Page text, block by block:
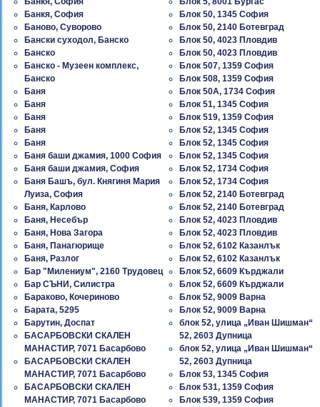
Банкя, София
Баново, Суворово
Бански суходол, Банско
Банско
Банско - Музеен комплекс,
Банско
Баня
Баня
Баня
Баня
Баня
Баня баши джамия, 1000 София
Баня баши джамия, София
Баня Башъ, бул. Княгиня Мария
Луиза, София
Баня, Карлово
Баня, Несебър
Баня, Нова Загора
Баня, Панагюрище
Баня, Разлог
Бар "Милениум", 2160 Трудовец
Бар СЪНИ, Силистра
Бараково, Кочериново
Барата, 5295
Барутин, Доспат
БАСАРБОВСКИ СКАЛЕН
МАНАСТИР, 7071 Басарбово
БАСАРБОВСКИ СКАЛЕН
МАНАСТИР, 7071 Басарбово
БАСАРБОВСКИ СКАЛЕН
МАНАСТИР, 7071 Басарбово
Блок 50, 1345 София
Блок 50, 2140 Ботевград
Блок 50, 4023 Пловдив
Блок 50, 4023 Пловдив
Блок 507, 1359 София
Блок 508, 1359 София
Блок 50А, 1734 София
Блок 51, 1345 София
Блок 519, 1359 София
Блок 52, 1345 София
Блок 52, 1345 София
Блок 52, 1345 София
Блок 52, 1734 София
Блок 52, 1734 София
Блок 52, 2140 Ботевград
Блок 52, 2140 Ботевград
Блок 52, 4023 Пловдив
Блок 52, 4023 Пловдив
Блок 52, 6102 Казанлък
Блок 52, 6102 Казанлък
Блок 52, 6609 Кърджали
Блок 52, 6609 Кърджали
Блок 52, 9009 Варна
Блок 52, 9009 Варна
блок 52, улица „Иван Шишман“
52, 2603 Дупница
блок 52, улица „Иван Шишман“
52, 2603 Дупница
Блок 53, 1345 София
Блок 531, 1359 София
Блок 539, 1359 София